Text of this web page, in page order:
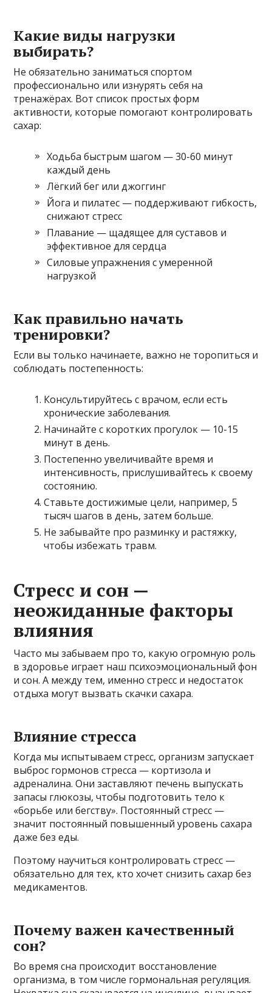
Какие виды нагрузки
выбирать?
Не обязательно заниматься спортом
профессионально или изнурять себя на
тренажёрах. Вот список простых форм
активности, которые помогают контролировать
сахар:
Ходьба быстрым шагом — 30-60 минут
каждый день
Лёгкий бег или джоггинг
Йога и пилатес — поддерживают гибкость,
снижают стресс
Плавание — щадящее для суставов и
эффективное для сердца
Силовые упражнения с умеренной
нагрузкой
Как правильно начать
тренировки?
Если вы только начинаете, важно не торопиться и
соблюдать постепенность:
Консультируйтесь с врачом, если есть
хронические заболевания.
Начинайте с коротких прогулок — 10-15
минут в день.
Постепенно увеличивайте время и
интенсивность, прислушивайтесь к своему
состоянию.
Ставьте достижимые цели, например, 5
тысяч шагов в день, затем больше.
Не забывайте про разминку и растяжку,
чтобы избежать травм.
Стресс и сон —
неожиданные факторы
влияния
Часто мы забываем про то, какую огромную роль
в здоровье играет наш психоэмоциональный фон
и сон. А между тем, именно стресс и недостаток
отдыха могут вызвать скачки сахара.
Влияние стресса
Когда мы испытываем стресс, организм запускает
выброс гормонов стресса — кортизола и
адреналина. Они заставляют печень выпускать
запасы глюкозы, чтобы подготовить тело к
«борьбе или бегству». Постоянный стресс —
значит постоянный повышенный уровень сахара
даже без еды.
Поэтому научиться контролировать стресс —
обязательно для тех, кто хочет снизить сахар без
медикаментов.
Почему важен качественный
сон?
Во время сна происходит восстановление
организма, в том числе гормональная регуляция.